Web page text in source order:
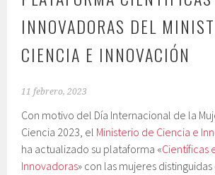
INNOVADORAS DEL
CIENCIA E INNOVACIÓN
11 febrero, 2023
Con motivo del Día Internacional de la
Ciencia 2023, el Ministerio de Ciencia e
ha actualizado su plataforma «Científicas
Innovadoras» con las mujeres